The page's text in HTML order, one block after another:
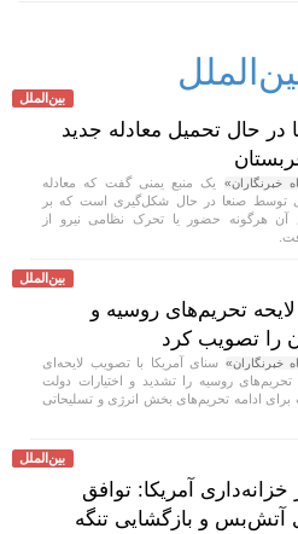
بین‌الملل
در حال تحمیل معادله جدید
خبرنگاران» یک منبع یمنی گفت که معادله
توسط صنعا در حال شکل‌گیری است که بر
آن هرگونه حضور یا تحرک نظامی نیرو از
بین‌الملل
تحریم‌های روسیه و
را تصویب کرد
خبرنگاران» سنای آمریکا با تصویب لایحه‌ای
تحریم‌های روسیه را تشدید و اختیارات دولت
برای ادامه تحریم‌های بخش انرژی و تسلیحاتی
بین‌الملل
خزانه‌داری آمریکا: توافق
آتش‌بس و بازگشایی تنگه